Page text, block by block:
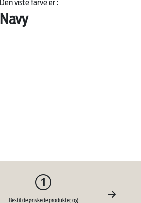
Den viste farve er :
Navy
Bestil de ønskede produkter, og